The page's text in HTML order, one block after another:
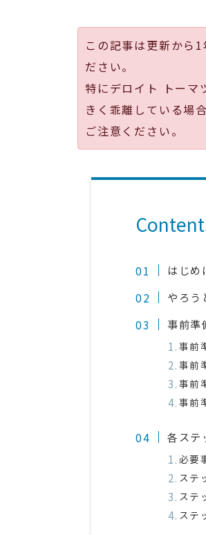
この記事は更新から
ださい。
特にデロイト トーマ
きく乖離している場
ご注意ください。
はじめ
やろう
事前準
事前
事前
事前
事前
各ステ
必要
ステ
ステ
ステ